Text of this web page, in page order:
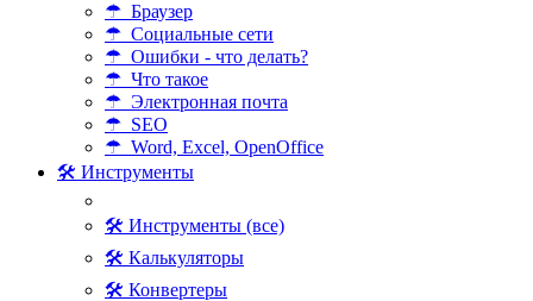
☂ Браузер
☂ Социальные сети
☂ Ошибки - что делать?
☂ Что такое
☂ Электронная почта
☂ SEO
☂ Word, Excel, OpenOffice
🛠 Инструменты
🛠 Инструменты (все)
🛠 Калькуляторы
🛠 Конвертеры